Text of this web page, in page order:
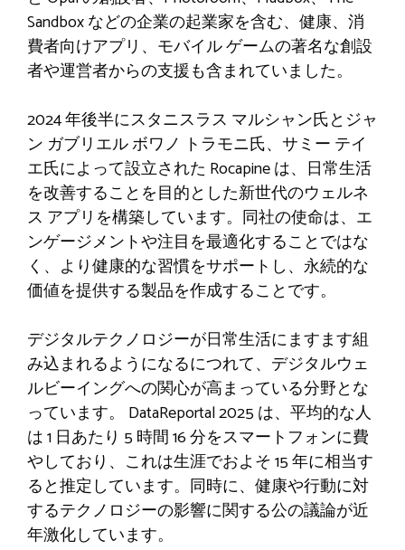
Sandbox などの企業の起業家を含む、健康、消
費者向けアプリ、モバイル ゲームの著名な創設
者や運営者からの支援も含まれていました。
2024 年後半にスタニスラス マルシャン氏とジャ
ン ガブリエル ボワノ トラモニ氏、サミー テイ
エ氏によって設立された Rocapine は、日常生活
を改善することを目的とした新世代のウェルネ
ス アプリを構築しています。同社の使命は、エ
ンゲージメントや注目を最適化することではな
く、より健康的な習慣をサポートし、永続的な
価値を提供する製品を作成することです。
デジタルテクノロジーが日常生活にますます組
み込まれるようになるにつれて、デジタルウェ
ルビーイングへの関心が高まっている分野とな
っています。 DataReportal 2025 は、平均的な人
は 1 日あたり 5 時間 16 分をスマートフォンに費
やしており、これは生涯でおよそ 15 年に相当す
ると推定しています。同時に、健康や行動に対
するテクノロジーの影響に関する公の議論が近
年激化しています。